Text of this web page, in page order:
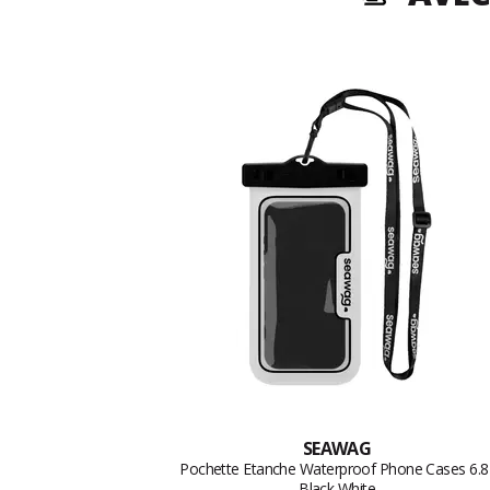
SEAWAG
Pochette Etanche Waterproof Phone Cases